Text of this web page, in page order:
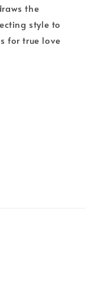
the
style to
for true love